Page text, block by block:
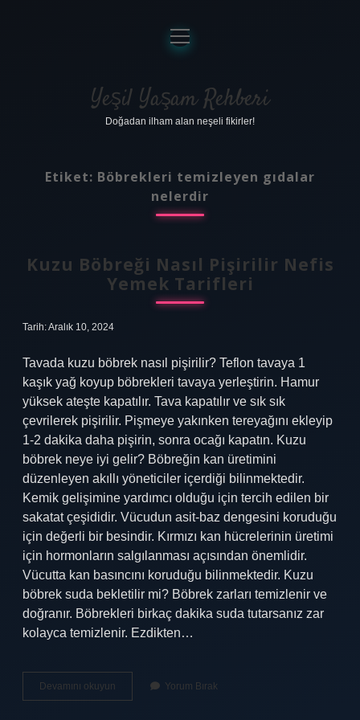
Anasayfa
Gizlilik Politikası
Yasal Uyarı
menüyü
aç
Yeşil Yaşam Rehberi
Doğadan ilham alan neşeli fikirler!
Etiket: Böbrekleri temizleyen gıdalar
nelerdir
Kuzu Böbreği Nasıl Pişirilir Nefis
Yemek Tarifleri
Tarih: Aralık 10, 2024
Tavada kuzu böbrek nasıl pişirilir? Teflon tavaya 1
kaşık yağ koyup böbrekleri tavaya yerleştirin. Hamur
yüksek ateşte kapatılır. Tava kapatılır ve sık sık
çevrilerek pişirilir. Pişmeye yakınken tereyağını ekleyip
1-2 dakika daha pişirin, sonra ocağı kapatın. Kuzu
böbrek neye iyi gelir? Böbreğin kan üretimini
düzenleyen akıllı yöneticiler içerdiği bilinmektedir.
Kemik gelişimine yardımcı olduğu için tercih edilen bir
sakatat çeşididir. Vücudun asit-baz dengesini koruduğu
için değerli bir besindir. Kırmızı kan hücrelerinin üretimi
için hormonların salgılanması açısından önemlidir.
Vücutta kan basıncını koruduğu bilinmektedir. Kuzu
böbrek suda bekletilir mi? Böbrek zarları temizlenir ve
doğranır. Böbrekleri birkaç dakika suda tutarsanız zar
kolayca temizlenir. Ezdikten…
Devamını okuyun
Böbreği
Yorum Bırak